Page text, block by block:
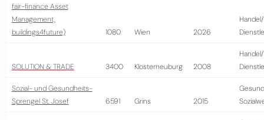
fair-finance Asset
Management,
buildings4future)
1080 Wien 2026
Handel/
SOLUTION & TRADE 3400 Klosterneuburg 2008
Handel/
Sozial- und Gesundheits-
Sprengel St. Josef
6591 Grins 2015